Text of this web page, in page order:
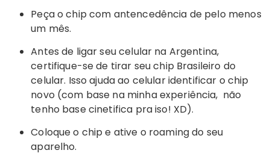
Peça o chip com antencedência de pelo menos
um mês.
Antes de ligar seu celular na Argentina,
certifique-se de tirar seu chip Brasileiro do
celular. Isso ajuda ao celular identificar o chip
novo (com base na minha experiência, não
tenho base cinetifica pra iso! XD).
Coloque o chip e ative o roaming do seu
aparelho.